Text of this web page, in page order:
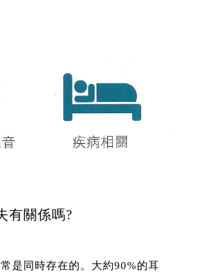
有關係嗎?
是同時存在的。大約90%的耳